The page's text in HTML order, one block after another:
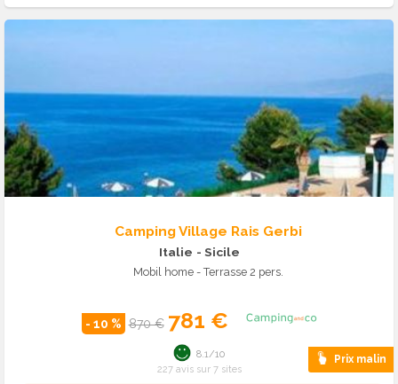
Camping Village Rais Gerbi
Italie - Sicile
Mobil home - Terrasse 2 pers.
- 10 % 870 € 781 €
Prix malin
8.1/10
227 avis sur 7 sites